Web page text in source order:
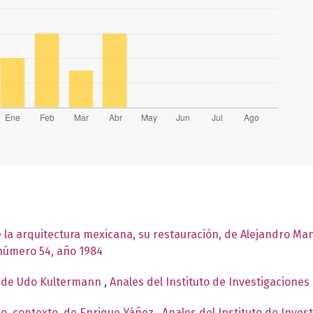
arquitectura mexicana, su restauración, de Alejandro
54, año 1984
Udo Kultermann , Anales del Instituto de Investigaciones